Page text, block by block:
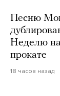
Песню
Неделю
прокате
18 часов назад